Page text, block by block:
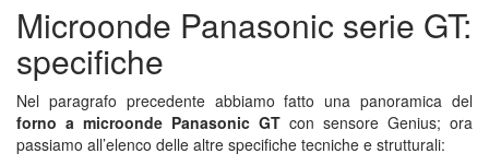
Microonde Panasonic serie GT:
specifiche
Nel paragrafo precedente abbiamo fatto una panoramica del
forno a microonde Panasonic GT con sensore Genius; ora
passiamo all’elenco delle altre specifiche tecniche e strutturali: